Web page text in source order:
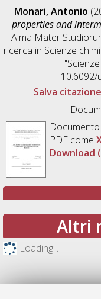
Monari, Antonio
properties and
Alma Mater
ricerca in Scienze
Salva citazione
PDF come
Download
Altri
Loading...